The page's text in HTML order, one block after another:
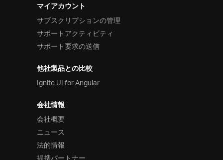
マイアカウント
サブスクリプションの管理
サポートアクティビティ
サポート要求の送信
他社製品との比較
Ignite UI for Angular
会社情報
会社概要
ニュース
法的情報